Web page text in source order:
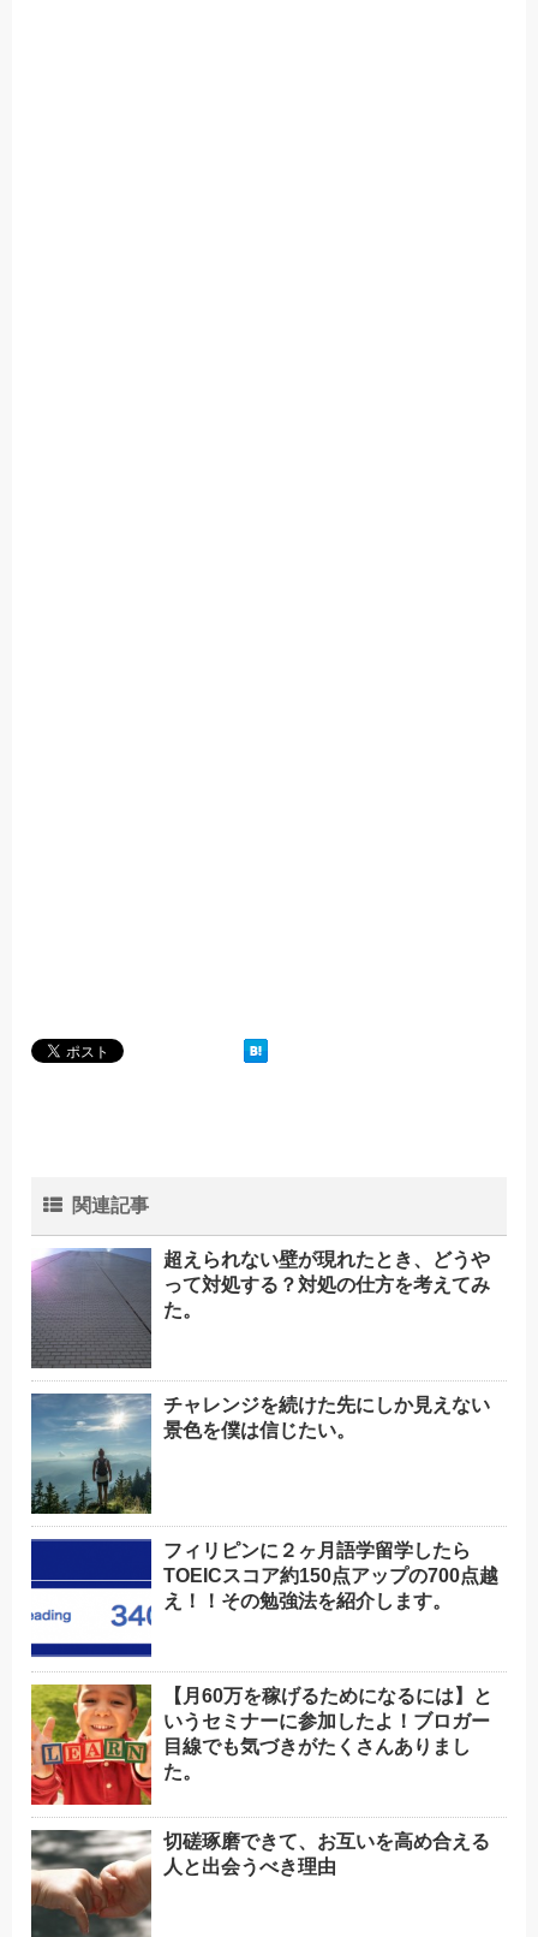
関連記事
超えられない壁が現れたとき、どうや
って対処する？対処の仕方を考えてみ
た。
チャレンジを続けた先にしか見えない
景色を僕は信じたい。
フィリピンに２ヶ月語学留学したら
TOEICスコア約150点アップの700点越
え！！その勉強法を紹介します。
【月60万を稼げるためになるには】と
いうセミナーに参加したよ！ブロガー
目線でも気づきがたくさんありまし
た。
切磋琢磨できて、お互いを高め合える
人と出会うべき理由